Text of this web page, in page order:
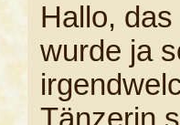
Hallo,
wurde ja